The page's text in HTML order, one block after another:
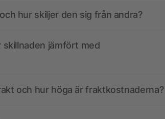
hur skiljer den sig från andra?
skillnaden jämfört med
och hur höga är fraktkostnaderna?